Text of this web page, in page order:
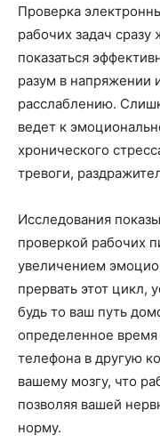
Проверка
рабочих задач
показаться
разум в напряжении
расслаблению.
ведет к
хронического
тревоги,
Исследования
проверкой рабочих
увеличением
прервать этот цикл,
будь то ваш путь
определенное
телефона в другую
вашему мозгу, что
позволяя вашей
норму.